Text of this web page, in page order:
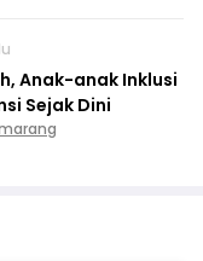
Anak-anak Inklusi
Sejak Dini